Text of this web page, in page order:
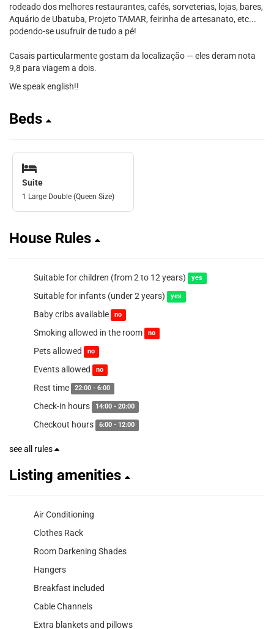
rodeado dos melhores restaurantes, cafés, sorveterias, lojas, bares,
Aquário de Ubatuba, Projeto TAMAR, feirinha de artesanato, etc...
podendo-se usufruir de tudo a pé!
Casais particularmente gostam da localização — eles deram nota
9,8 para viagem a dois.
We speak english!!
Beds
Suite
1 Large Double (Queen Size)
House Rules
Suitable for children (from 2 to 12 years) yes
Suitable for infants (under 2 years) yes
Baby cribs available no
Smoking allowed in the room no
Pets allowed no
Events allowed no
Rest time 22:00 - 6:00
Check-in hours 14:00 - 20:00
Checkout hours 6:00 - 12:00
see all rules
Listing amenities
Air Conditioning
Clothes Rack
Room Darkening Shades
Hangers
Breakfast included
Cable Channels
Extra blankets and pillows